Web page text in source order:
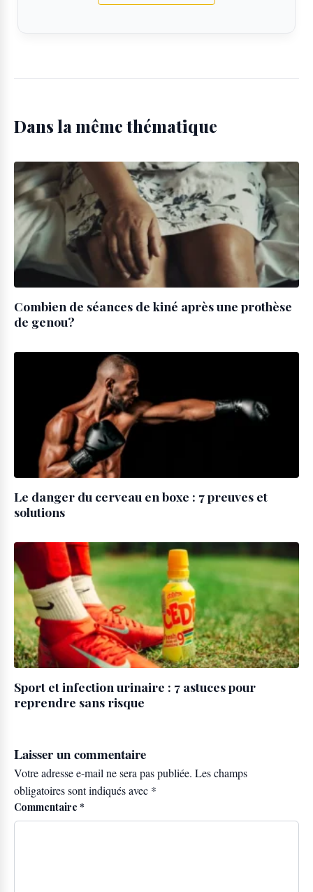
Dans la même thématique
Combien de séances de kiné après une prothèse
de genou?
Le danger du cerveau en boxe : 7 preuves et
solutions
Sport et infection urinaire : 7 astuces pour
reprendre sans risque
Laisser un commentaire
Votre adresse e-mail ne sera pas publiée. Les champs
obligatoires sont indiqués avec *
Commentaire *